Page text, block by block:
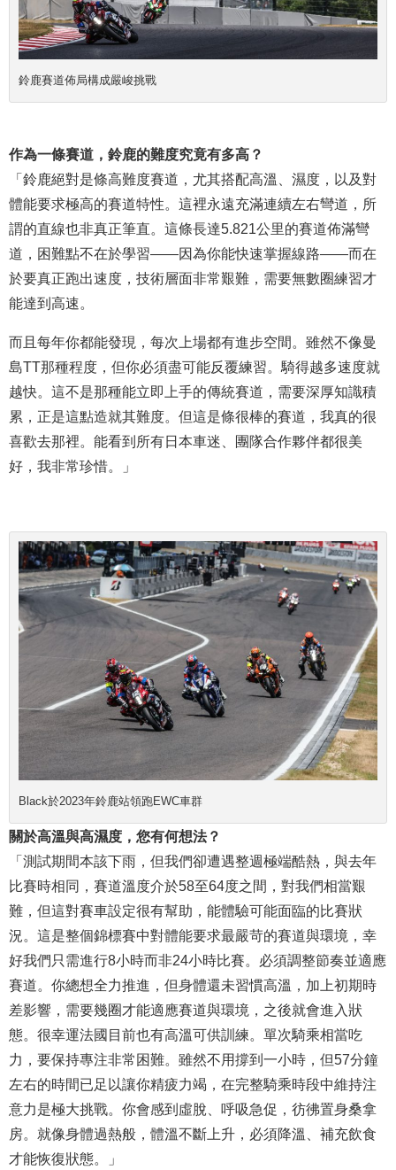
鈴鹿賽道佈局構成嚴峻挑戰
作為一條賽道，鈴鹿的難度究竟有多高？
「鈴鹿絕對是條高難度賽道，尤其搭配高溫、濕度，以及對
體能要求極高的賽道特性。這裡永遠充滿連續左右彎道，所
謂的直線也非真正筆直。這條長達5.821公里的賽道佈滿彎
道，困難點不在於學習——因為你能快速掌握線路——而在
於要真正跑出速度，技術層面非常艱難，需要無數圈練習才
能達到高速。
而且每年你都能發現，每次上場都有進步空間。雖然不像曼
島TT那種程度，但你必須盡可能反覆練習。騎得越多速度就
越快。這不是那種能立即上手的傳統賽道，需要深厚知識積
累，正是這點造就其難度。但這是條很棒的賽道，我真的很
喜歡去那裡。能看到所有日本車迷、團隊合作夥伴都很美
好，我非常珍惜。」
Black於2023年鈴鹿站領跑EWC車群
關於高溫與高濕度，您有何想法？
「測試期間本該下雨，但我們卻遭遇整週極端酷熱，與去年
比賽時相同，賽道溫度介於58至64度之間，對我們相當艱
難，但這對賽車設定很有幫助，能體驗可能面臨的比賽狀
況。這是整個錦標賽中對體能要求最嚴苛的賽道與環境，幸
好我們只需進行8小時而非24小時比賽。必須調整節奏並適應
賽道。你總想全力推進，但身體還未習慣高溫，加上初期時
差影響，需要幾圈才能適應賽道與環境，之後就會進入狀
態。很幸運法國目前也有高溫可供訓練。單次騎乘相當吃
力，要保持專注非常困難。雖然不用撐到一小時，但57分鐘
左右的時間已足以讓你精疲力竭，在完整騎乘時段中維持注
意力是極大挑戰。你會感到虛脫、呼吸急促，彷彿置身桑拿
房。就像身體過熱般，體溫不斷上升，必須降溫、補充飲食
才能恢復狀態。」